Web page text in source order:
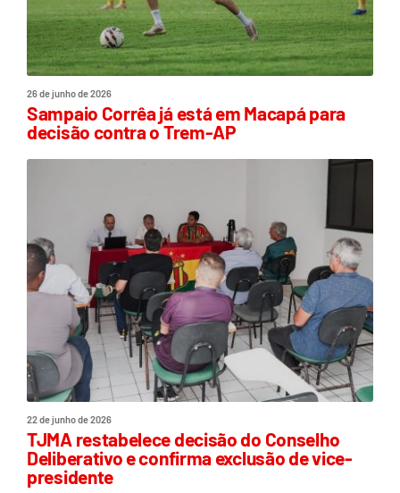
26 de junho de 2026
Sampaio Corrêa já está em Macapá para
decisão contra o Trem-AP
22 de junho de 2026
TJMA restabelece decisão do Conselho
Deliberativo e confirma exclusão de vice-
presidente